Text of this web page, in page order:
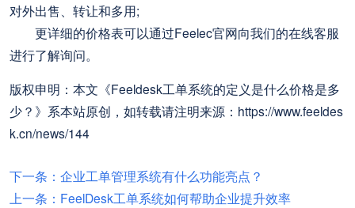
对外出售、转让和多用;
更详细的价格表可以通过Feelec官网向我们的在线客服
进行了解询问。
版权申明：本文《Feeldesk工单系统的定义是什么价格是多
少？》系本站原创，如转载请注明来源：https://www.feeldes
k.cn/news/144
下一条：企业工单管理系统有什么功能亮点？
上一条：FeelDesk工单系统如何帮助企业提升效率